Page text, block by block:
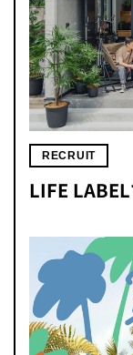
RECRUIT
LIFE